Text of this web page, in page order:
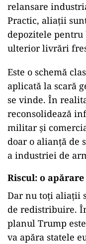
relansare
Practic, aliații
depozitele
ulterior livrări
Este o schemă
aplicată la scară
se vinde. În
reconsolidează
militar și
doar o alianță de
a industriei de
Riscul: o
Dar nu toți aliații
de redistribuire.
planul Trump
va apăra statele